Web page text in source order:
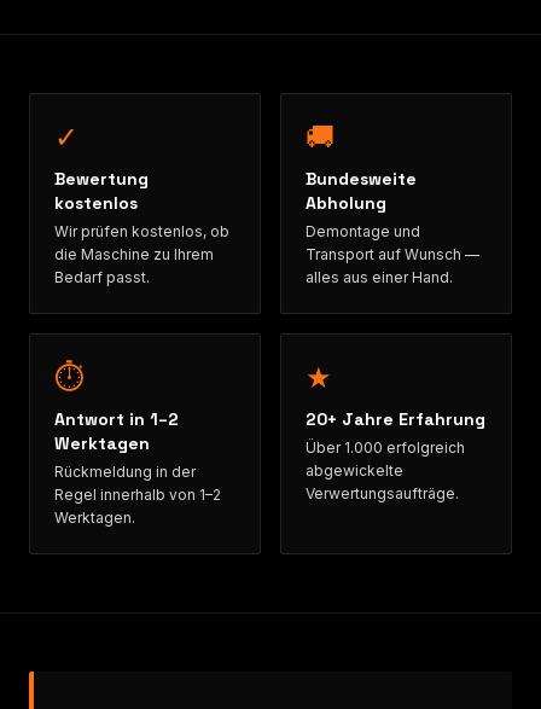
✓
Bewertung
kostenlos
Wir prüfen kostenlos, ob
die Maschine zu Ihrem
Bedarf passt.
🚚
Bundesweite
Abholung
Demontage und
Transport auf Wunsch —
alles aus einer Hand.
⏱
Antwort in 1–2
Werktagen
Rückmeldung in der
Regel innerhalb von 1–2
Werktagen.
★
20+ Jahre Erfahrung
Über 1.000 erfolgreich
abgewickelte
Verwertungsaufträge.